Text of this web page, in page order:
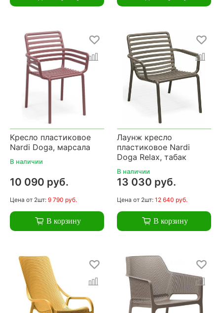
Кресло пластиковое
Nardi Doga, марсала
В наличии
10 090 руб.
Цена от 2шт: 9 790 руб.
В корзину
Лаунж кресло
пластиковое Nardi
Doga Relax, табак
В наличии
13 030 руб.
Цена от 2шт: 12 640 руб.
В корзину